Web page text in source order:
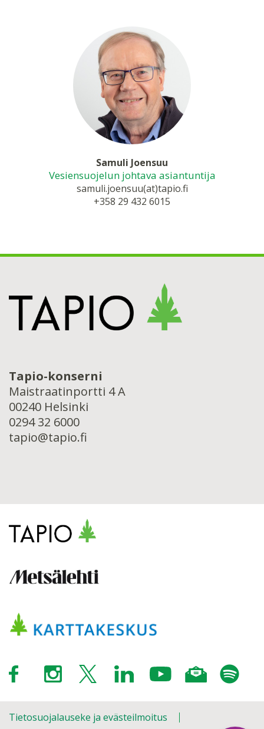
Samuli Joensuu
Vesiensuojelun johtava asiantuntija
samuli.joensuu(at)tapio.fi
+358 29 432 6015
Tapio-konserni
Maistraatinportti 4 A
00240 Helsinki
0294 32 6000
tapio@tapio.fi
Tietosuojalauseke ja evästeilmoitus